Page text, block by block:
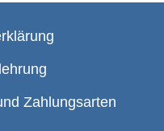
Zahlungsarten